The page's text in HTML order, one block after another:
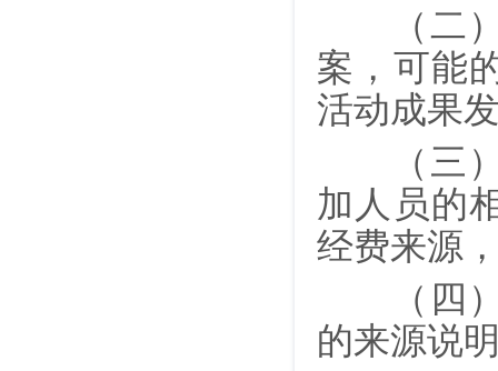
（二）
案，可能
活动成果
（三）
加人员的
经费来源
（四）
的来源说